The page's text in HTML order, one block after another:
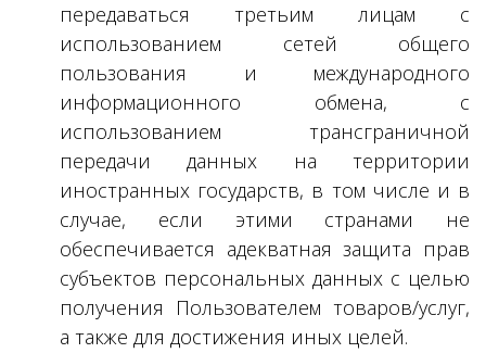
передаваться третьим лицам с
использованием сетей общего
пользования и международного
информационного обмена, с
использованием трансграничной
передачи данных на территории
иностранных государств, в том числе и в
случае, если этими странами не
обеспечивается адекватная защита прав
субъектов персональных данных с целью
получения Пользователем товаров/услуг,
а также для достижения иных целей.